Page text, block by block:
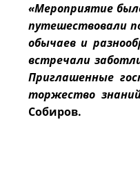
«Мероприятие
путешествовали
обычаев и
встречали
Приглашенные
торжество
Собиров.